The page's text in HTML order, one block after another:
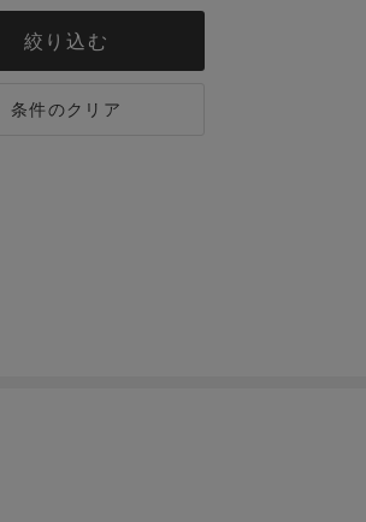
絞り込む
条件のクリア